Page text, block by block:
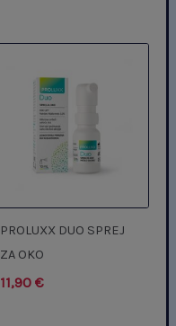
PROLUXX DUO SPREJ
ZA OKO
11,90 €